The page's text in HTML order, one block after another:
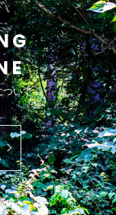
ついて